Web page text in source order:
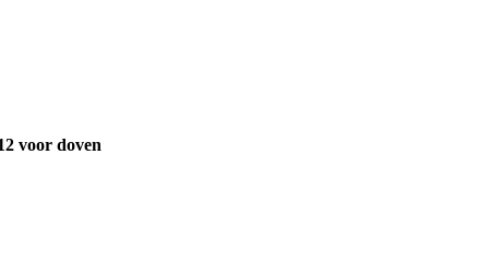
voor doven